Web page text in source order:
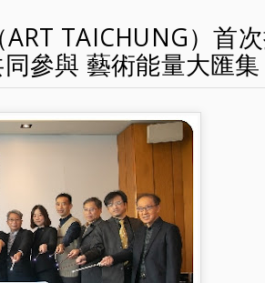
動中部館際聯盟 聯合10家機構共同參與 藝術能
TAICHUNG）首
參與 藝術能量大匯集